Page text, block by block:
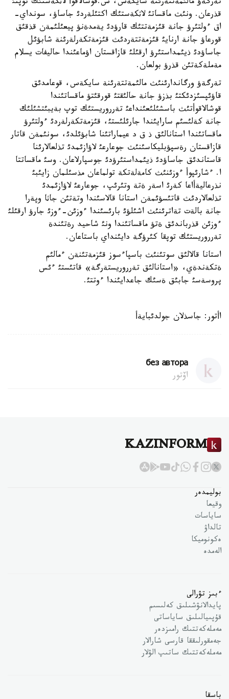
تةرگةؤ مالئمةتتةرئنة سايكةس، س.قوشالاقوأ لاثكةستئك توپتئ
قذرعان. ونئث ماقساتئ لاثكةستئك اكتئلةردئ جاساؤ، سونداي-
اق ءولتئرؤ جانة قئزمةتتئك قارؤدئ يةمدةنؤ پيعئلئمةن قذقئق
قورعاؤ جانة ارنايئ قئزمةتتةردئث قئزمةتكةرلةرئنة شابؤئل
جاساؤدئ ذيئمداستئرؤ ارقئلئ قازاقستان اؤماعئندا حاليفات يسلام
مةملةكةتئن قذرؤ بولعان.
تةرگةؤ ورگاندارئنئث مالئمةتتةرئنة سايكةس، قوعامدئق
قاؤئپسئزدئكتئ بذزؤ جانة حالئقتئ قورقئتؤ ماقساتئندا
قوشالاقوأتئث باسشئلئعئنداعئ تةرروريستئك توپ بةيبئتشئلئك
جانة كةلئسئم سارايئندا جارئلئستئ، قئزمةتكةرلةردئ ءولتئرؤ
ماقساتئندا استانالئق ذ ق د عيماراتئنا شابؤئلدئ، سونئمةن قاتار
قازاقستان رةسپؤبليكاسئنئث جوعارعئ لاؤازئمدئ تذلعالارئنا
قاستاندئق جاساؤدئ ذيئمداستئرؤدئ جوسپارلاعان. وسئ ماقساتتا
ا. ءشارئپوأ ءوزئنئث كامةلةتكة تولماعان مذسئلمان زايئبئ
نذرعاليةأاعا كةرئ اسةر ةتة وتئرئپ، جوعارعئ لاؤازئمدئ
تذلعالاردئث قاتئسؤئمةن استانا قالاسئندا وتةتئن جاثا وپةرا
جانة بالةت تةاترئنئث اشئلؤئ بارئسئندا ءوزئن-ءوزئ جارؤ ارقئلئ
ءوزئن قذرباندئق ةتؤ ماقساتئندا ونئ شاحيد رةتئندة
تةرروريستئك توپقا كئرؤگة دايئنداي باستاعان.
استانا قالالئق سوتئنئث باسپاءسوز قئزمةتئنةن ءمالئم
ةتكةندةي، «استانالئق تةرروريستةرگة» قاتئستئ ءئس
پروسةسئ جابئق ةسئك جاعدايئندا ءوتتئ.
اأتور: جاسذلان جولدئبايةأ
без автора
اۆتور
KAZINFORM
بوليمدەر
وقيعا
ساياسات
تالداۋ
ەكونوميكا
الەمدە
ءبىز تۋرالى
پايدالانۋشىلىق كەلىسىم
قۇپىيالىلىق ساياساتى
مەملەكەتتىك رامىزدەر
جەمقورلىققا قارسى شارالار
مەملەكەتتىك ساتىپ الۋلار
باسقا